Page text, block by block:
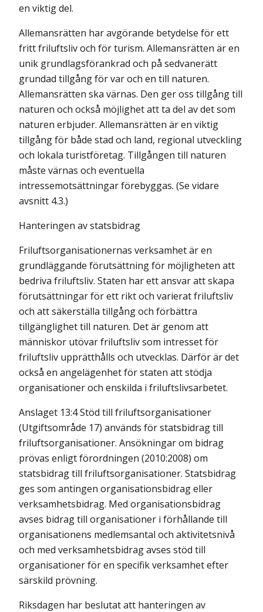
en viktig del.
Allemansrätten har avgörande betydelse för ett
fritt friluftsliv och för turism. Allemansrätten är en
unik grundlagsförankrad och på sedvanerätt
grundad tillgång för var och en till naturen.
Allemansrätten ska värnas. Den ger oss tillgång till
naturen och också möjlighet att ta del av det som
naturen erbjuder. Allemansrätten är en viktig
tillgång för både stad och land, regional utveckling
och lokala turistföretag. Tillgången till naturen
måste värnas och eventuella
intressemotsättningar förebyggas. (Se vidare
avsnitt 4.3.)
Hanteringen av statsbidrag
Friluftsorganisationernas verksamhet är en
grundläggande förutsättning för möjligheten att
bedriva friluftsliv. Staten har ett ansvar att skapa
förutsättningar för ett rikt och varierat friluftsliv
och att säkerställa tillgång och förbättra
tillgänglighet till naturen. Det är genom att
människor utövar friluftsliv som intresset för
friluftsliv upprätthålls och utvecklas. Därför är det
också en angelägenhet för staten att stödja
organisationer och enskilda i friluftslivsarbetet.
Anslaget 13:4 Stöd till friluftsorganisationer
(Utgiftsområde 17) används för statsbidrag till
friluftsorganisationer. Ansökningar om bidrag
prövas enligt förordningen (2010:2008) om
statsbidrag till friluftsorganisationer. Statsbidrag
ges som antingen organisationsbidrag eller
verksamhetsbidrag. Med organisationsbidrag
avses bidrag till organisationer i förhållande till
organisationens medlemsantal och aktivitetsnivå
och med verksamhetsbidrag avses stöd till
organisationer för en specifik verksamhet efter
särskild prövning.
Riksdagen har beslutat att hanteringen av